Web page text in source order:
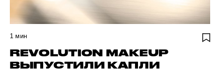
1 мин
REVOLUTION MAKEUP
ВЫПУСТИЛИ КАПЛИ